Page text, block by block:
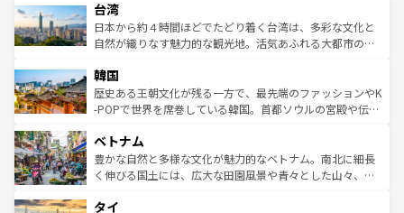
ならではの贅沢な旅のスタイルだ。 なお、新着のアメリカ
情報はコンテンツ一覧を参照してほしい。
れるおもてなしの心で訪れる人々を迎えてくれるハワイの
人々、おいしいローカルフードやハワイアンミュージッ
ク、伝統的なフラダンスなど、すべてがハワイの魅力を彩
ワイを、存分に味わってほしい。 なお、新着のハワイ情報
はコンテンツ一覧を参照してほしい。
リアリーフや大陸中央部にそびえるウルル（エアーズロッ
ク）、タスマニアの美しい原生林やケアンズの熱帯雨林な
ど、見どころがたくさん。また、カフェやワイン、オージ
いる。アクティビティも充実しており、サーフィンやダイ
ビング、ハイキングなど、アウトドア好きにはたまらな
い。オーストラリアの多彩な魅力を存分に味わいつくそ
参照してほしい。
台湾
日本から約４時間ほどでたどり着く台湾は、多彩な文化と
自然が織りなす魅力的な観光地。活気あふれる大都市の台
ン）、静ひつな山岳地帯である台湾東部など、都市の喧騒
と山間の静けさが共存しており、訪れる人に新しい発見と
驚きをもたらしてくれる。また、奥深い台湾の食文化も魅
容にもいいと評判のスイーツなど、バラエティ豊かな料理
が味わえる。 なお、新着の台湾情報は コンテンツ一覧を参
照してほしい。
韓国
歴史ある王朝文化が残る一方で、最先端のファッションやK
-POPで世界を席巻している韓国。首都ソウルの宮殿や伝統
き、地方に足を延ばせば四季折々の自然美を楽しむことが
できる。そして、キムチや焼肉、絶品のストリートフード
まで、さまざまな韓国料理が待っている。夜には、韓国な
リティに包まれながら、韓国の多彩な魅力を心ゆくまで味
ベトナム
豊かな自然と多様な文化が魅力的なベトナム。南北に細長
く伸びる国土には、広大な田園風景や青々とした山々、世
急速な発展と共に伝統が息づく。ハノイの古い町並みやホ
タイ